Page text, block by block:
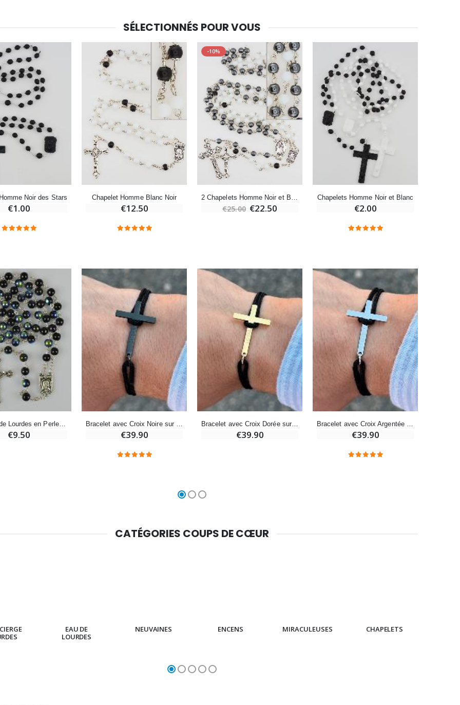
€10.00 €7.00
-20%
€7.90
-10%
€5.50 €4.95
€6.00
€13.50
€21.90
€12.90
€130.00
€2.50
Chapelet de Lourdes en Bois
-30%
Une bougie 150 gr et votre Prière déposées à Lourdes
€10.00 €7.00
-20%
€7.90
-10%
Bougie de Neuvaine Contre le Mal - Saint Michel
€5.50 €4.95
SÉLECTIONNÉS POUR VOUS
Noir des Stars
€1.00
Chapelet Homme Blanc Noir
€12.50
-10%
2 Chapelets Homme Noir et Blanc
€25.00 €22.50
Chapelets Homme Noir et Blanc
€2.00
Chapelet de Lourdes en Perles de Cristal Noir
€9.50
Bracelet avec Croix Noire sur Cordon Noir - Taille Homme
€39.90
Bracelet avec Croix Dorée sur Cordon Noir - Taille Homme
€39.90
Bracelet avec Croix Argentée sur Cordon Noir - Taille Homme
€39.90
CATÉGORIES COUPS DE CŒUR
EAU DE
LOURDES
NEUVAINES ENCENS MIRACULEUSES CHAPELETS